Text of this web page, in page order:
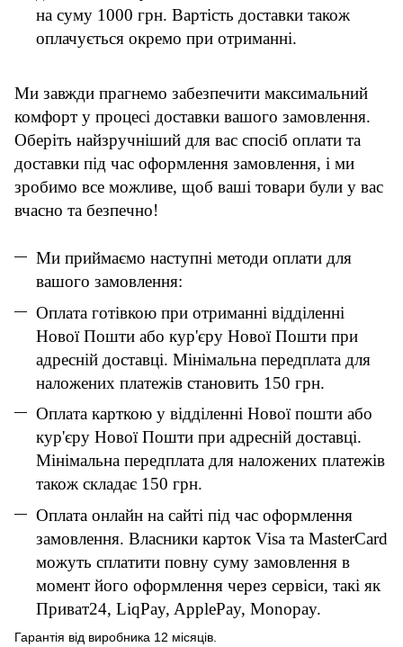
на суму 1000 грн. Вартість доставки також
оплачується окремо при отриманні.
Ми завжди прагнемо забезпечити максимальний
комфорт у процесі доставки вашого замовлення.
Оберіть найзручніший для вас спосіб оплати та
доставки під час оформлення замовлення, і ми
зробимо все можливе, щоб ваші товари були у вас
вчасно та безпечно!
Ми приймаємо наступні методи оплати для
вашого замовлення:
Оплата готівкою при отриманні відділенні
Нової Пошти або кур'єру Нової Пошти при
адресній доставці. Мінімальна передплата для
наложених платежів становить 150 грн.
Оплата карткою у відділенні Нової пошти або
кур'єру Нової Пошти при адресній доставці.
Мінімальна передплата для наложених платежів
також складає 150 грн.
Оплата онлайн на сайті під час оформлення
замовлення. Власники карток Visa та MasterCard
можуть сплатити повну суму замовлення в
момент його оформлення через сервіси, такі як
Приват24, LiqPay, ApplePay, Monopay.
Гарантія від виробника 12 місяців.